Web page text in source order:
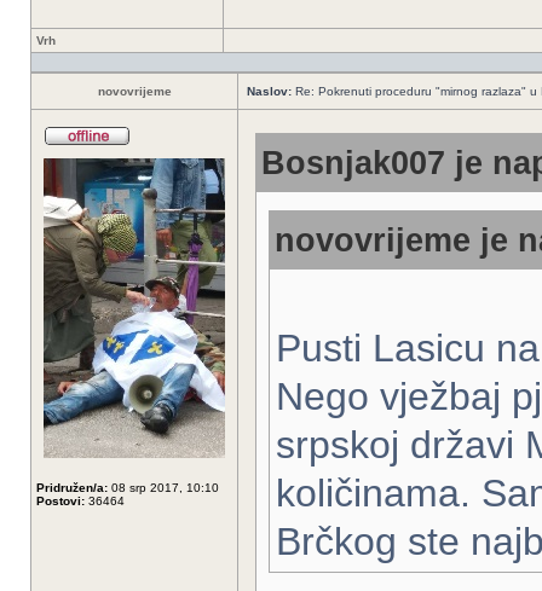
Vrh
novovrijeme Naslov: Re: Pokrenuti proceduru "mirnog razlaza" u
Pridružen/a: 08 srp 2017, 10:10
Postovi: 36464
Bosnjak007 je
novovrijeme je
Pusti Lasicu
Nego vježbaj
srpskoj državi
količinama.
Brčkog ste